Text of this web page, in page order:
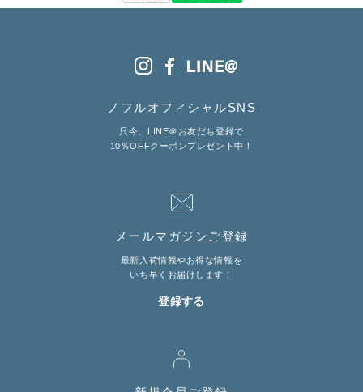
ノフルオフィシャルSNS
只今、LINE＠お友だち登録で
10％OFFクーポンプレゼント中！
メールマガジンご登録
最新入荷情報やお得な情報を
いち早くお届けします！
登録する